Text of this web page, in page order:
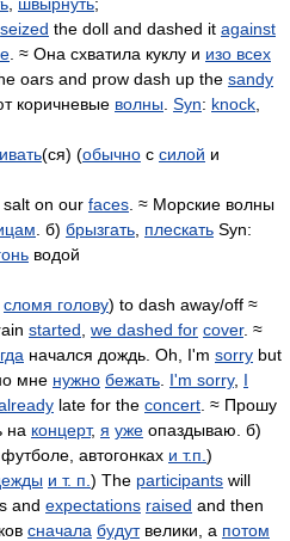
seized the doll and dashed it against
. ≈ Она схватила куклу и изо всех
oars and prow dash up the sandy
коричневые волны Syn: knock
(ся) (обычно с силой и
on our faces . ≈ Морские волны
. б) брызгать плескать Syn:
водой
сломя голову) to dash away/off ≈
started we dashed for cover. ≈
начался дождь. Oh, I'm sorry but
мне нужно бежать I'm sorry, I
late for the concert . ≈ Прошу
на концерт, я уже опаздываю. б)
автогонках и т.п. )
и т. п. ) The participants will
and expectations raised and then
сначала будутвелики, а потом